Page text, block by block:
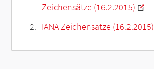
Zeichensätze (16.2.2015)
IANA Zeichensätze (16.2.2015)